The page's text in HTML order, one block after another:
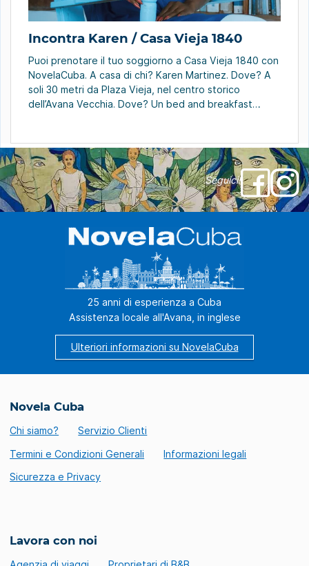
Incontra Karen / Casa Vieja 1840
Puoi prenotare il tuo soggiorno a Casa Vieja 1840 con
NovelaCuba. A casa di chi? Karen Martinez. Dove? A
soli 30 metri da Plaza Vieja, nel centro storico
dell’Avana Vecchia. Dove? Un bed and breakfast
blu bagna le stanze con travi e […]
Seguici!
25 anni di esperienza a Cuba
Assistenza locale all'Avana, in inglese
Ulteriori informazioni su NovelaCuba
Novela Cuba
Chi siamo?
Servizio Clienti
Termini e Condizioni Generali
Informazioni legali
Sicurezza e Privacy
Lavora con noi